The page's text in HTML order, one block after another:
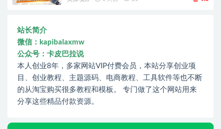
站长简介
微信：kapibalaxmw
公众号：卡皮巴拉说
本人创业8年，多家网站VIP付费会员，本站分享创业项
目、创业教程、主题源码、电商教程、工具软件等也不断
的从淘宝购买很多教程和模板。 专门做了这个网站用来
分享这些精品付款资源。